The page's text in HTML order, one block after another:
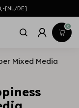
[NL/DE]
0
Mixed Media